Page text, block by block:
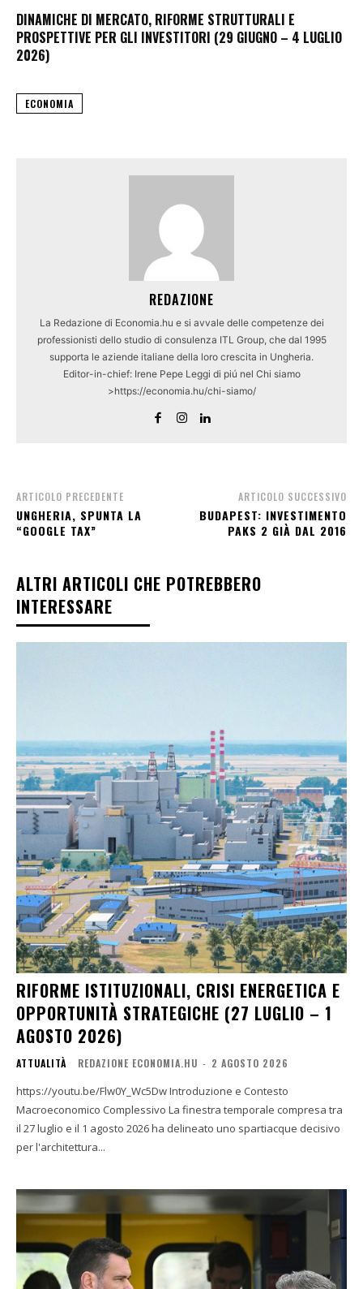
DINAMICHE DI MERCATO, RIFORME STRUTTURALI E
PROSPETTIVE PER GLI INVESTITORI (29 GIUGNO – 4 LUGLIO
2026)
ECONOMIA
REDAZIONE
La Redazione di Economia.hu e si avvale delle competenze dei
professionisti dello studio di consulenza ITL Group, che dal 1995
supporta le aziende italiane della loro crescita in Ungheria.
Editor-in-chief: Irene Pepe Leggi di piú nel Chi siamo
>https://economia.hu/chi-siamo/
ARTICOLO PRECEDENTE
UNGHERIA, SPUNTA LA
“GOOGLE TAX”
ARTICOLO SUCCESSIVO
BUDAPEST: INVESTIMENTO
PAKS 2 GIÀ DAL 2016
ALTRI ARTICOLI CHE POTREBBERO
INTERESSARE
RIFORME ISTITUZIONALI, CRISI ENERGETICA E
OPPORTUNITÀ STRATEGICHE (27 LUGLIO – 1
AGOSTO 2026)
ATTUALITÀ REDAZIONE ECONOMIA.HU - 2 AGOSTO 2026
https://youtu.be/Flw0Y_Wc5Dw Introduzione e Contesto
Macroeconomico Complessivo La finestra temporale compresa tra
il 27 luglio e il 1 agosto 2026 ha delineato uno spartiacque decisivo
per l'architettura...